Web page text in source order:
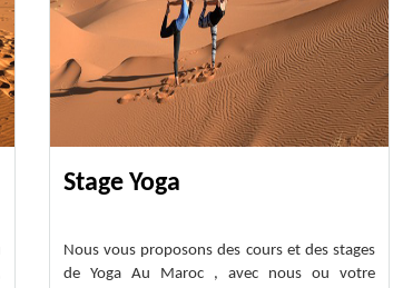
Stage Yoga
Nous vous proposons des cours et des stages
de Yoga Au Maroc , avec nous ou votre